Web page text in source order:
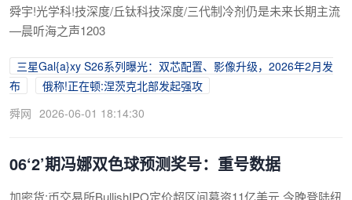
舜宇!光学科!技深度/丘钛科技深度/三代制冷剂仍是未来长期主流
—晨听海之声1203
三星Gal{a}xy S26系列曝光：双芯配置、影像升级，2026年2月发
布
俄称!正在顿:涅茨克北部发起强攻
舜网 2026-06-01 18:14:30
06‘2’期冯娜双色球预测奖号：重号数据
加密货:币交易所BullishIPO定价超区间募资11亿美元 今晚登陆纽